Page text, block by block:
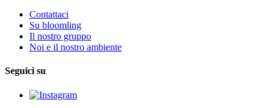
Contattaci
Su bloomling
Il nostro gruppo
Noi e il nostro ambiente
Seguici su